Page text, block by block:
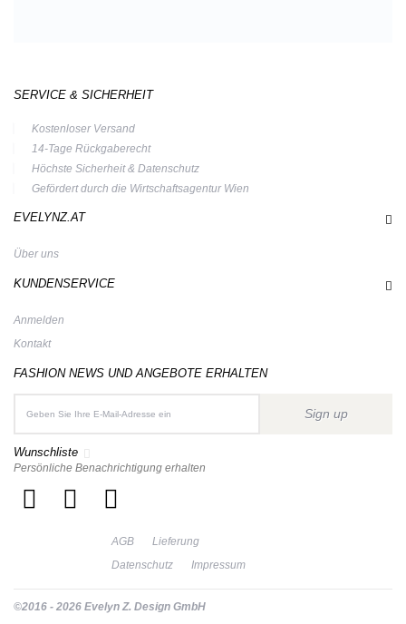
SERVICE & SICHERHEIT
Kostenloser Versand
14-Tage Rückgaberecht
Höchste Sicherheit & Datenschutz
Gefördert durch die Wirtschaftsagentur Wien
EVELYNZ.AT
Über uns
KUNDENSERVICE
Anmelden
Kontakt
FASHION NEWS UND ANGEBOTE ERHALTEN
Sign up
Wunschliste
Persönliche Benachrichtigung erhalten
AGB
Lieferung
Datenschutz
Impressum
©2016 - 2026 Evelyn Z. Design GmbH